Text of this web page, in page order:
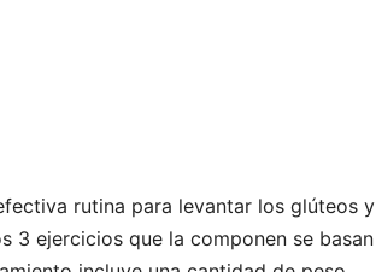
rutina para levantar los glúteos y
3 ejercicios que la componen se basan